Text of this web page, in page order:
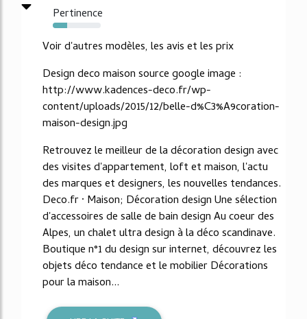
Pertinence
30%
Voir d'autres modèles, les avis et les prix
Design deco maison source google image :
http://www.kadences-deco.fr/wp-
content/uploads/2015/12/belle-d%C3%A9coration-
maison-design.jpg
Retrouvez le meilleur de la décoration design avec
des visites d'appartement, loft et maison, l'actu
des marques et designers, les nouvelles tendances.
Deco.fr · Maison; Décoration design Une sélection
d'accessoires de salle de bain design Au coeur des
Alpes, un chalet ultra design à la déco scandinave.
Boutique n°1 du design sur internet, découvrez les
objets déco tendance et le mobilier Décorations
pour la maison...